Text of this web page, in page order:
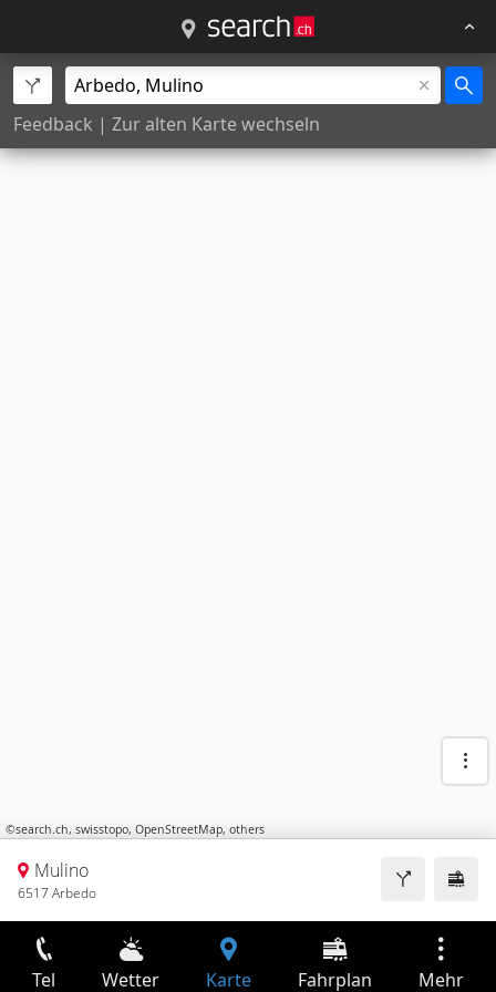
Feedback | Zur alten Karte wechseln
©search.ch, swisstopo, OpenStreetMap, others
Mulino
6517 Arbedo
Tel Wetter Karte Fahrplan Mehr